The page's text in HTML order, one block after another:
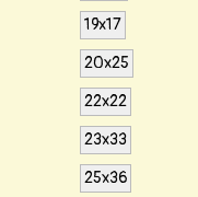
19х17
20х25
22х22
23х33
25х36